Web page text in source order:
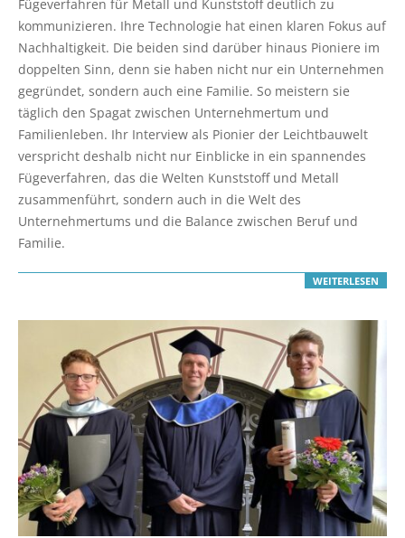
Fügeverfahren für Metall und Kunststoff deutlich zu
kommunizieren. Ihre Technologie hat einen klaren Fokus auf
Nachhaltigkeit. Die beiden sind darüber hinaus Pioniere im
doppelten Sinn, denn sie haben nicht nur ein Unternehmen
gegründet, sondern auch eine Familie. So meistern sie
täglich den Spagat zwischen Unternehmertum und
Familienleben. Ihr Interview als Pionier der Leichtbauwelt
verspricht deshalb nicht nur Einblicke in ein spannendes
Fügeverfahren, das die Welten Kunststoff und Metall
zusammenführt, sondern auch in die Welt des
Unternehmertums und die Balance zwischen Beruf und
Familie.
WEITERLESEN